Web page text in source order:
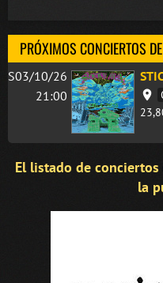
PRÓXIMOS CONCIERTOS
S03/10/26
21:00
El listado de conciertos
la